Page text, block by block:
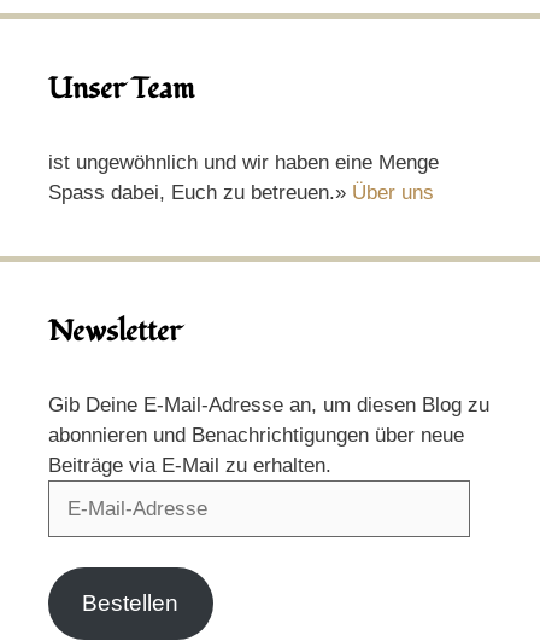
Unser Team
ist ungewöhnlich und wir haben eine Menge
Spass dabei, Euch zu betreuen.» Über uns
Newsletter
Gib Deine E-Mail-Adresse an, um diesen Blog zu
abonnieren und Benachrichtigungen über neue
Beiträge via E-Mail zu erhalten.
Bestellen